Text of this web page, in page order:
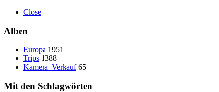
Close
Alben
Europa 1951
Trips 1388
Kamera_Verkauf 65
Mit den Schlagwörten